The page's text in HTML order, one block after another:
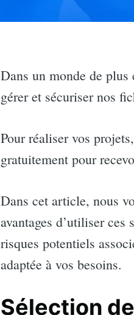
Dans un monde de
gérer et sécuriser nos
Pour réaliser vos
gratuitement pour
Dans cet article, nous
avantages d’utiliser
risques potentiels
adaptée à vos besoins.
Sélection